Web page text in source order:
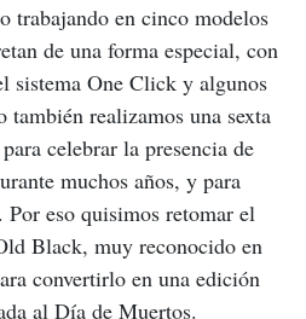
trabajando en cinco modelos
de una forma especial, con
sistema One Click y algunos
también realizamos una sexta
celebrar la presencia de
muchos años, y para
eso quisimos retomar el
Black, muy reconocido en
convertirlo en una edición
al Día de Muertos.